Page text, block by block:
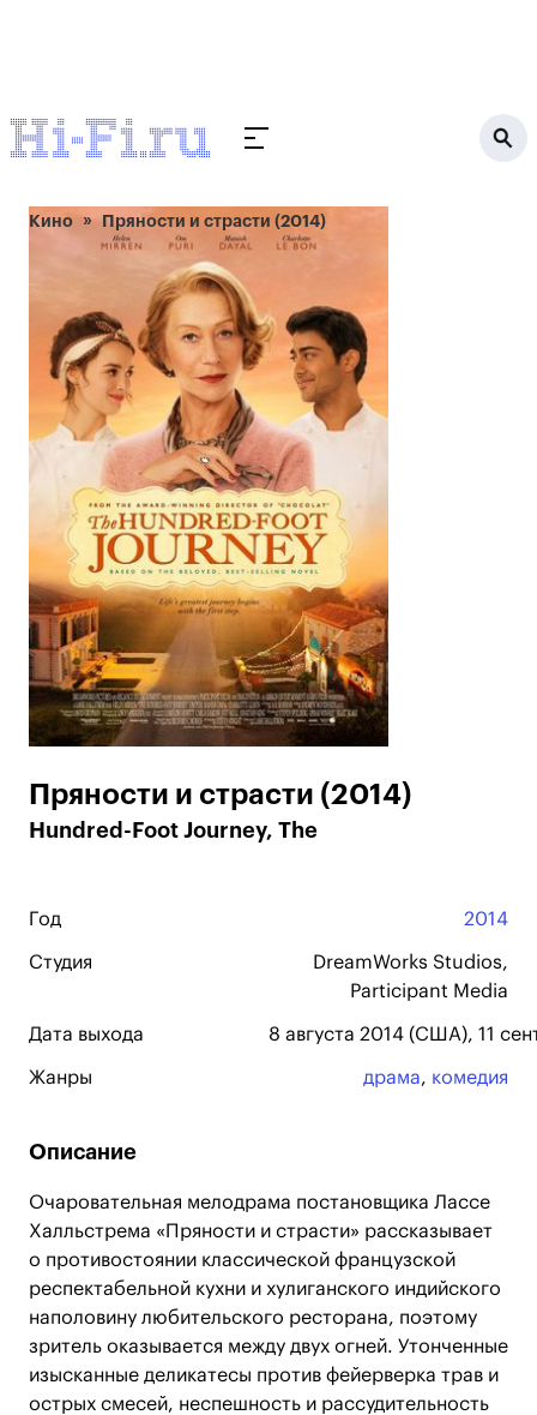
Кино Пряности и страсти (2014)
Пряности и страсти (2014)
Hundred-Foot Journey, The
Год 2014
Студия
DreamWorks Studios,
Participant Media
Дата выхода 8 августа 2014 (США), 11
Жанры драма, комедия
Описание
Очаровательная мелодрама постановщика Лассе
Халльстрема «Пряности и страсти» рассказывает
о противостоянии классической французской
респектабельной кухни и хулиганского индийского
наполовину любительского ресторана, поэтому
зритель оказывается между двух огней. Утонченные
изысканные деликатесы против фейерверка трав и
острых смесей, неспешность и рассудительность